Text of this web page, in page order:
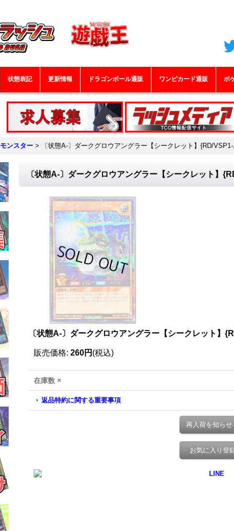
状態表記 更新情報 ドラゴンボール通販 ワンピカード通販 ポ
モンスター > 〔状態A-〕ダークグロウアングラー【シークレット】{RD/
〔状態A-〕ダークグロウアングラー【シークレット】
〔状態A-〕ダークグロウアングラー【シークレット】
販売価格: 260円 (税込)
在庫数 ×
返品特約に関する重要事項
再入荷を知らせ
お気に入り登